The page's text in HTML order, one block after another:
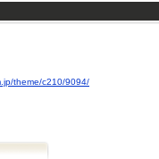
theme/c210/9094/